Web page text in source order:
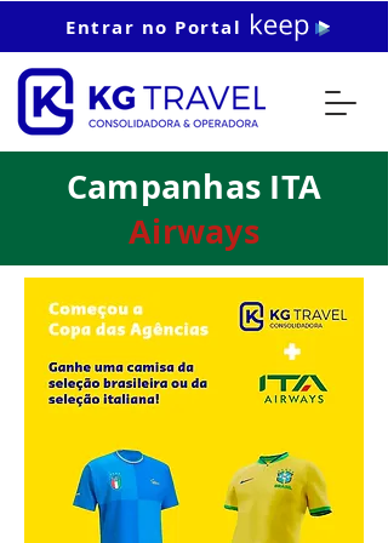
Entrar no Portal
Campanhas ITA
Airways